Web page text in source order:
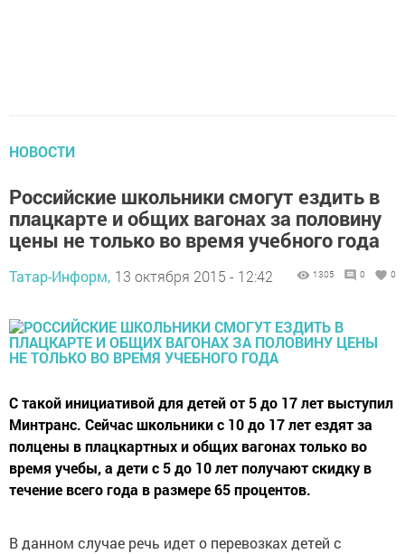
НОВОСТИ
Российские школьники смогут ездить в
плацкарте и общих вагонах за половину
цены не только во время учебного года
Татар-Информ, 13 октября 2015 - 12:42 1305 0 0
С такой инициативой для детей от 5 до 17 лет выступил
Минтранс. Сейчас школьники с 10 до 17 лет ездят за
полцены в плацкартных и общих вагонах только во
время учебы, а дети с 5 до 10 лет получают скидку в
течение всего года в размере 65 процентов.
В данном случае речь идет о перевозках детей с